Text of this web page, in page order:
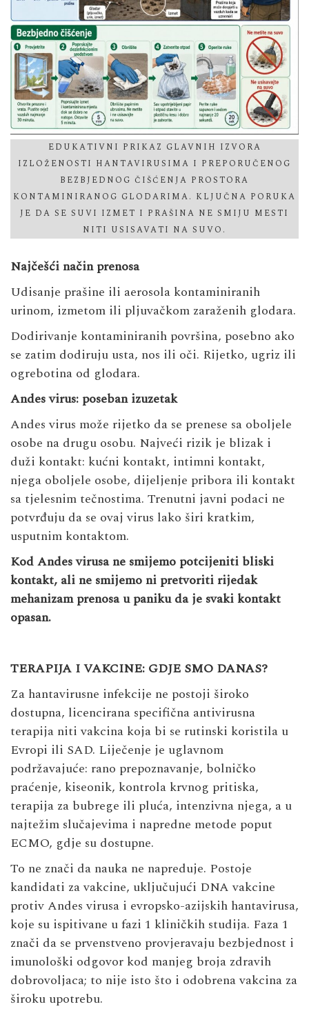
EDUKATIVNI PRIKAZ GLAVNIH IZVORA
IZLOŽENOSTI HANTAVIRUSIMA I PREPORUČENOG
BEZBJEDNOG ČIŠĆENJA PROSTORA
KONTAMINIRANOG GLODARIMA. KLJUČNA PORUKA
JE DA SE SUVI IZMET I PRAŠINA NE SMIJU MESTI
NITI USISAVATI NA SUVO.
Najčešći način prenosa
Udisanje prašine ili aerosola kontaminiranih
urinom, izmetom ili pljuvačkom zaraženih glodara.
Dodirivanje kontaminiranih površina, posebno ako
se zatim dodiruju usta, nos ili oči. Rijetko, ugriz ili
ogrebotina od glodara.
Andes virus: poseban izuzetak
Andes virus može rijetko da se prenese sa oboljele
osobe na drugu osobu. Najveći rizik je blizak i
duži kontakt: kućni kontakt, intimni kontakt,
njega oboljele osobe, dijeljenje pribora ili kontakt
sa tjelesnim tečnostima. Trenutni javni podaci ne
potvrđuju da se ovaj virus lako širi kratkim,
usputnim kontaktom.
Kod Andes virusa ne smijemo potcijeniti bliski
kontakt, ali ne smijemo ni pretvoriti rijedak
mehanizam prenosa u paniku da je svaki kontakt
opasan.
TERAPIJA I VAKCINE: GDJE SMO DANAS?
Za hantavirusne infekcije ne postoji široko
dostupna, licencirana specifična antivirusna
terapija niti vakcina koja bi se rutinski koristila u
Evropi ili SAD. Liječenje je uglavnom
podržavajuće: rano prepoznavanje, bolničko
praćenje, kiseonik, kontrola krvnog pritiska,
terapija za bubrege ili pluća, intenzivna njega, a u
najtežim slučajevima i napredne metode poput
ECMO, gdje su dostupne.
To ne znači da nauka ne napreduje. Postoje
kandidati za vakcine, uključujući DNA vakcine
protiv Andes virusa i evropsko-azijskih hantavirusa,
koje su ispitivane u fazi 1 kliničkih studija. Faza 1
znači da se prvenstveno provjeravaju bezbjednost i
imunološki odgovor kod manjeg broja zdravih
dobrovoljaca; to nije isto što i odobrena vakcina za
široku upotrebu.